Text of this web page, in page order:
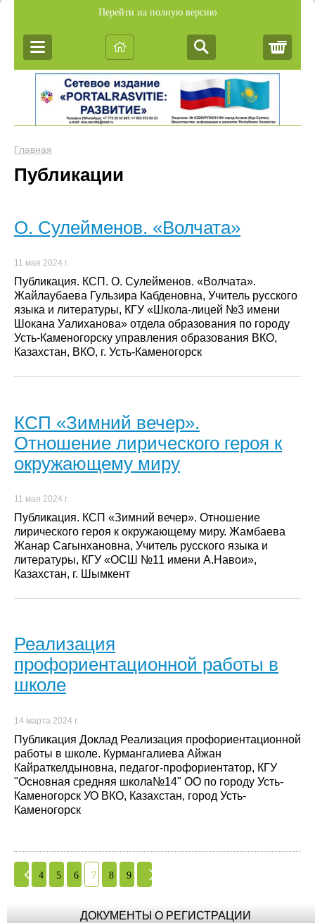
Перейти на полную версию
Главная
Публикации
О. Сулейменов. «Волчата»
11 мая 2024 г.
Публикация. КСП. О. Сулейменов. «Волчата».
Жайлаубаева Гульзира Кабденовна, Учитель русского
языка и литературы, КГУ «Школа-лицей №3 имени
Шокана Уалиханова» отдела образования по городу
Усть-Каменогорску управления образования ВКО,
Казахстан, ВКО, г. Усть-Каменогорск
КСП «Зимний вечер».
Отношение лирического героя к
окружающему миру
11 мая 2024 г.
Публикация. КСП «Зимний вечер». Отношение
лирического героя к окружающему миру. Жамбаева
Жанар Сагынхановна, Учитель русского языка и
литературы, КГУ «ОСШ №11 имени А.Навои»,
Казахстан, г. Шымкент
Реализация
профориентационной работы в
школе
14 марта 2024 г.
Публикация Доклад Реализация профориентационной
работы в школе. Курмангалиева Айжан
Кайраткелдыновна, педагог-профориентатор, КГУ
"Основная средняя школа№14" ОО по городу Усть-
Каменогорск УО ВКО, Казахстан, город Усть-
Каменогорск
4 5 6 7 8 9
ДОКУМЕНТЫ О РЕГИСТРАЦИИ